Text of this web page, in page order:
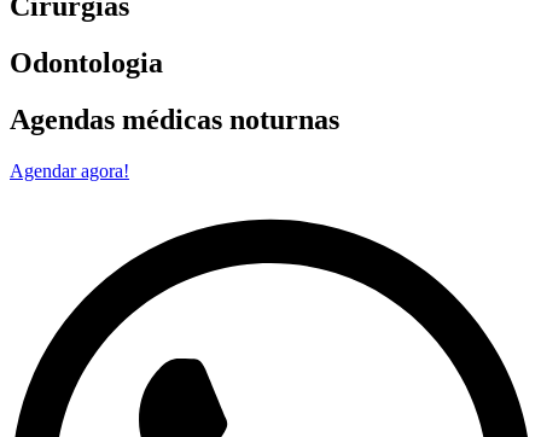
Odontologia
Agendas médicas noturnas
Agendar agora!